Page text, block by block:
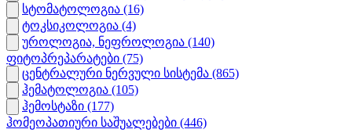
სტომატოლოგია (16)
ტოკსიკოლოგია (4)
უროლოგია, ნეფროლოგია (140)
ფიტოპრეპარატები (75)
ცენტრალური ნერვული სისტემა (865)
ჰემატოლოგია (105)
ჰემოსტაზი (177)
ჰომეოპათიური საშუალებები (446)